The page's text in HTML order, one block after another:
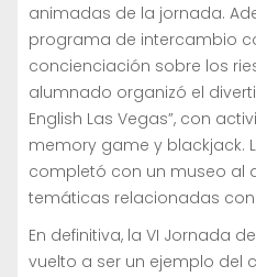
animadas de la jornada.
programa de intercambio
concienciación sobre los
alumnado organizó el
English Las Vegas”, con
memory game y blackjack.
completó con un museo al
temáticas relacionadas con
En definitiva, la VI Jornada
vuelto a ser un ejemplo del